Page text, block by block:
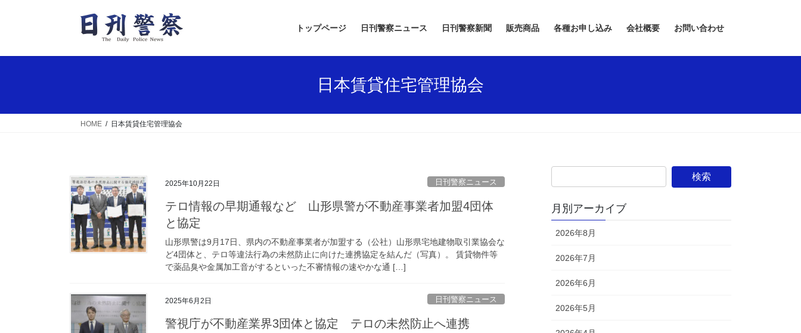
トップページ 日刊警察ニュース 日刊警察新聞 販売商品 各種お申し込み 会社概要 お問い合わせ
日本賃貸住宅管理協会
HOME 日本賃貸住宅管理協会
2025年10月22日 日刊警察ニュース
テロ情報の早期通報など 山形県警が不動産事業者加盟4団体
と協定
山形県警は9月17日、県内の不動産事業者が加盟する（公社）山形県宅地建物取引業協会な
ど4団体と、テロ等違法行為の未然防止に向けた連携協定を結んだ（写真）。 賃貸物件等
で薬品臭や金属加工音がするといった不審情報の速やかな通 […]
2025年6月2日 日刊警察ニュース
警視庁が不動産業界3団体と協定 テロの未然防止へ連携
月別アーカイブ
2026年8月
2026年7月
2026年6月
2026年5月